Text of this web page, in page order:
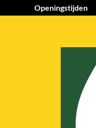
Openingstijden